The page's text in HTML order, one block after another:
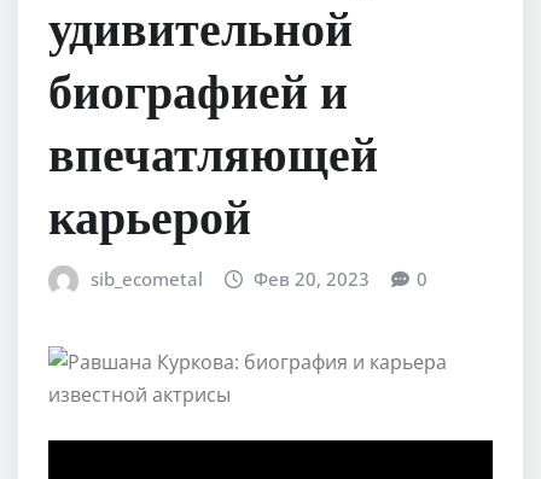
удивительной
биографией и
впечатляющей
карьерой
sib_ecometal Фев 20, 2023 0